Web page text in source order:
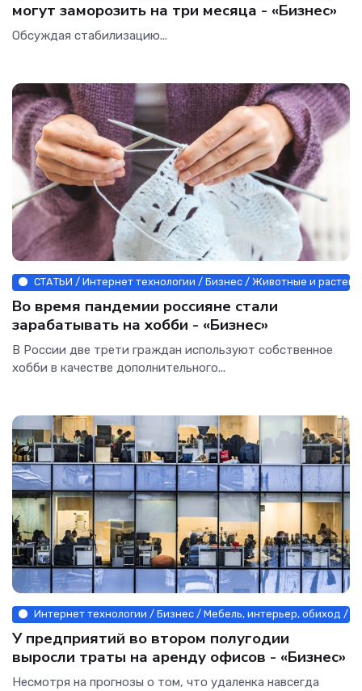
могут заморозить на три месяца - «Бизнес»
Обсуждая стабилизацию...
СТАТЬИ / Интернет технологии / Бизнес / Животные и
Во время пандемии россияне стали
зарабатывать на хобби - «Бизнес»
В России две трети граждан используют собственное
хобби в качестве дополнительного...
Интернет технологии / Бизнес / Мебель, интерьер, обиход /
У предприятий во втором полугодии
выросли траты на аренду офисов - «Бизнес»
Несмотря на прогнозы о том, что удаленка навсегда